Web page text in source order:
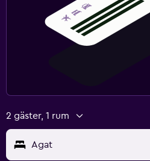
2 gäster, 1 rum
Agat